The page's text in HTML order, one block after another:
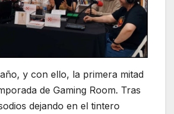
y con ello, la primera mitad
de Gaming Room. Tras
dejando en el tintero